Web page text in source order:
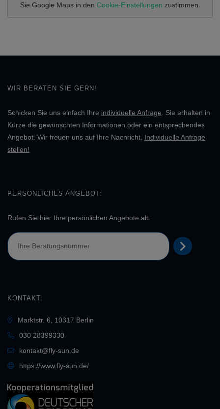
Sie Google Mapsin den Cookie-Einstellungen zustimmen.
WIR BERATEN SIE GERN!
Schicken Sie uns einfach Ihre individuelle Anfrage . Sie erhalten in
Kürze die gewünschten Informationen oder ein entsprechendes
Angebot. Wir freuen uns auf Ihre Nachricht. Individuelle Anfrage
stellen!
PERSÖNLICHES ANGEBOT:
Rufen Sie hier Ihre persönlichen Angebote ab.
KONTAKT:
Marktstr. 6, 10317 Berlin
030 28399330
kontakt@fly-sun.de
https://www.fly-sun.de/